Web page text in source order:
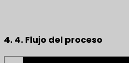
4. 4. Flujo del proceso